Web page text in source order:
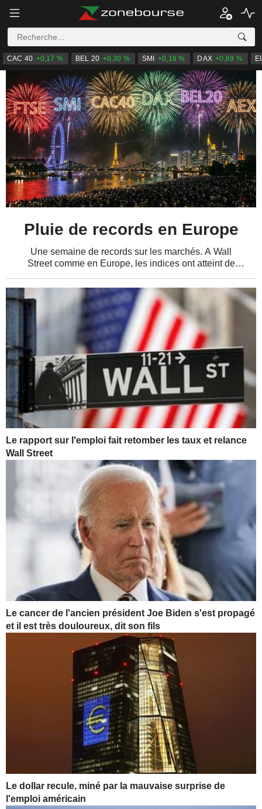
CAC 40 +0,17 % BEL 20 +0,30 % SMI +0,18 % DAX +0,69 %
Le rapport sur l'emploi fait retomber les taux et relance
Wall Street
Le cancer de l'ancien président Joe Biden s'est propagé
et il est très douloureux, dit son fils
Pluie de records en Europe
Une semaine de records sur les marchés. A Wall
Street comme en Europe, les indices ont atteint de
d'entreprises et une relative détente de la...
Le dollar recule, miné par la mauvaise surprise de
l'emploi américain